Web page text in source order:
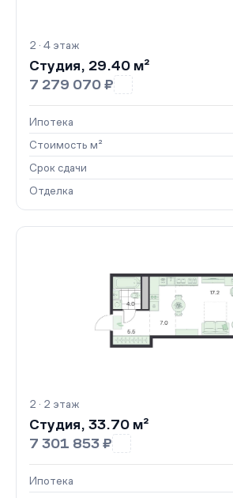
2 · 4 этаж
Студия, 29.40 м²
7 279 070 ₽
Ипотека
Стоимость м²
Срок сдачи
Отделка
2 · 2 этаж
Студия, 33.70 м²
7 301 853 ₽
Ипотека